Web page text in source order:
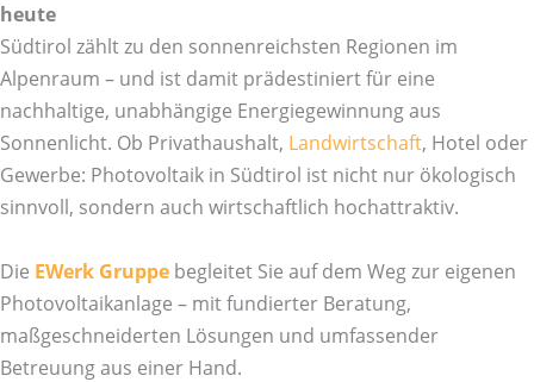
heute
Südtirol zählt zu den sonnenreichsten Regionen im
Alpenraum – und ist damit prädestiniert für eine
nachhaltige, unabhängige Energiegewinnung aus
Sonnenlicht. Ob Privathaushalt, Landwirtschaft, Hotel oder
Gewerbe: Photovoltaik in Südtirol ist nicht nur ökologisch
sinnvoll, sondern auch wirtschaftlich hochattraktiv.
Die EWerk Gruppe begleitet Sie auf dem Weg zur eigenen
Photovoltaikanlage – mit fundierter Beratung,
maßgeschneiderten Lösungen und umfassender
Betreuung aus einer Hand.